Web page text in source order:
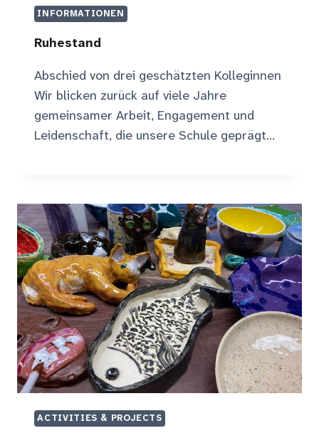
INFORMATIONEN
Ruhestand
Abschied von drei geschätzten Kolleginnen
Wir blicken zurück auf viele Jahre
gemeinsamer Arbeit, Engagement und
Leidenschaft, die unsere Schule geprägt…
ACTIVITIES & PROJECTS